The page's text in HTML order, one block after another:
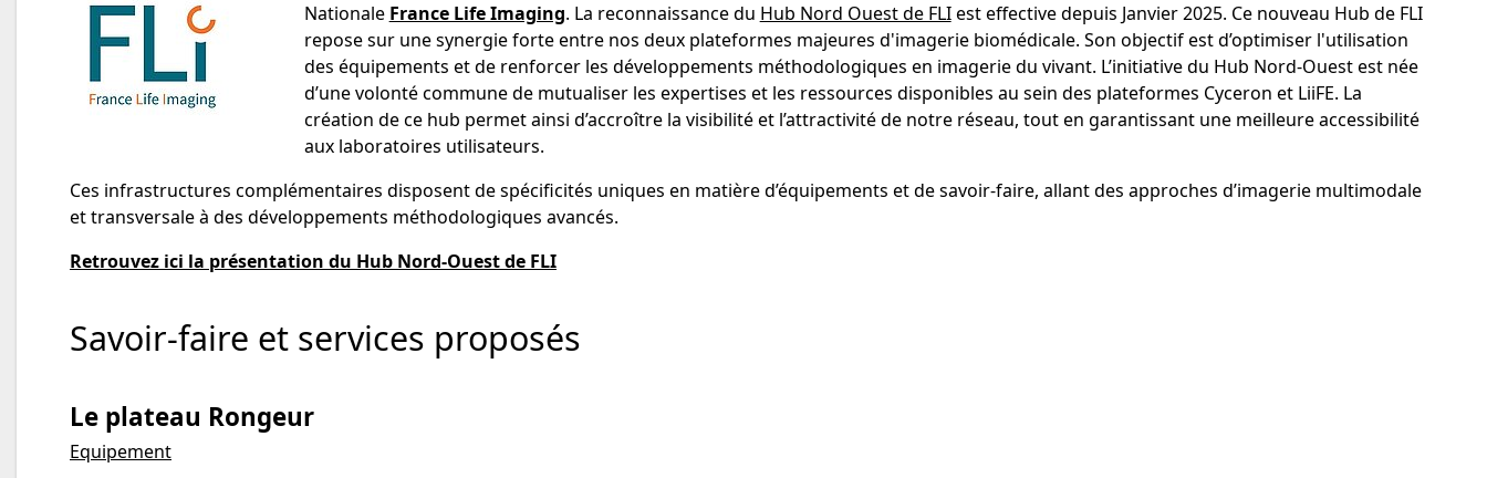
Nationale France Life Imaging. La reconnaissance du Hub Nord Ouest de FLIest effective depuis Janvier 2025. Ce nouveau Hub de FLI
repose sur une synergie forte entre nos deux plateformes majeures d'imagerie biomédicale. Son objectif est d’optimiser l'utilisation
des équipements et de renforcer les développements méthodologiques en imagerie du vivant. L’initiative du Hub Nord-Ouest est née
d’une volonté commune de mutualiser les expertises et les ressources disponibles au sein des plateformes Cyceron et LiiFE. La
création de ce hub permet ainsi d’accroître la visibilité et l’attractivité de notre réseau, tout en garantissant une meilleure accessibilité
aux laboratoires utilisateurs.
Ces infrastructures complémentaires disposent de spécificités uniques en matière d’équipements et de savoir-faire, allant des approches d’imagerie multimodale
et transversale à des développements méthodologiques avancés.
Retrouvez ici la présentation du Hub Nord-Ouest de FLI
Savoir-faire et services proposés
Le plateau Rongeur
Equipement